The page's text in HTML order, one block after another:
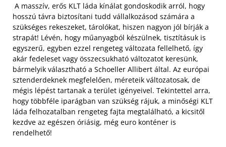
A masszív, erős KLT láda kínálat gondoskodik arról, hogy
hosszú távra biztosítani tudd vállalkozásod számára a
szükséges rekeszeket, tárolókat, hiszen nagyon jól bírják a
strapát! Lévén, hogy műanyagból készülnek, tisztításuk is
egyszerű, egyben ezzel rengeteg változata fellelhető, így
akár fedeleset vagy összecsukható változatot keresünk,
bármelyik választható a Schoeller Allibert által. Az európai
sztenderdeknek megfelelően, méreteik változatosak, de
mégis lépést tartanak a terület igényeivel. Tekintettel arra,
hogy többféle iparágban van szükség rájuk, a minőségi KLT
láda felhozatalban rengeteg fajta megtalálható, a kicsitől
kezdve az egészen óriásig, még euro konténer is
rendelhető!